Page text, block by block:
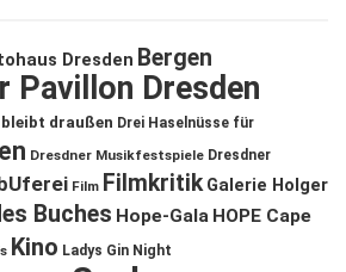
Dresden Bergen
Pavillon Dresden
bleibt draußen Drei Haselnüsse für
Dresdner Musikfestspiele Dresdner
Film Filmkritik Galerie Holger
Buches Hope-Gala HOPE Cape
Kino Ladys Gin Night